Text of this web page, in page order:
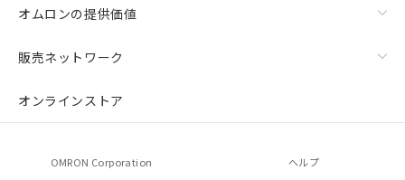
オムロンの提供価値
販売ネットワーク
オンラインストア
OMRON Corporation ヘルプ